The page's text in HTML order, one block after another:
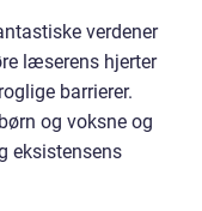
verdener
læserens hjerter
barrierer.
og voksne og
eksistensens